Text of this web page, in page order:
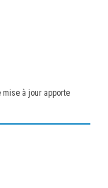
mise à jour apporte